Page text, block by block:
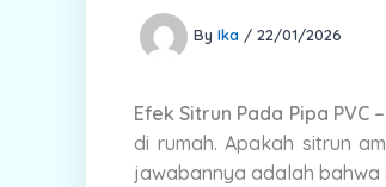
By Ika / 22/01/2026
Efek Sitrun Pada Pipa PVC –
di rumah. Apakah sitrun
jawabannya adalah bahwa